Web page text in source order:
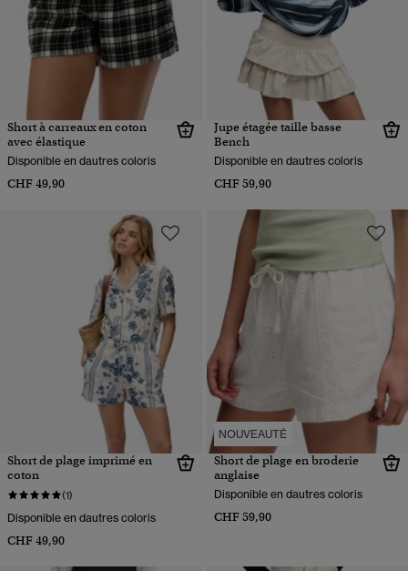
Short à carreaux en coton
avec élastique
Disponible en dautres coloris
CHF 49,90
Jupe étagée taille basse
Bench
Disponible en dautres coloris
CHF 59,90
Short de plage imprimé en
coton
(1)
Disponible en dautres coloris
CHF 49,90
NOUVEAUTÉ
Short de plage en broderie
anglaise
Disponible en dautres coloris
CHF 59,90